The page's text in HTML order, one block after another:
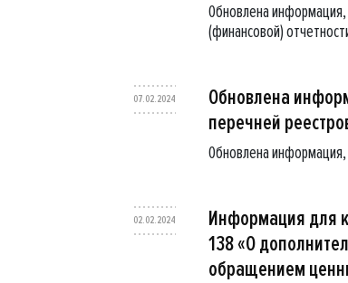
Обновлена
(финансовой)
07.02.2024
Обновлена
перечней
Обновлена
02.02.2024
Информация для
138 «О
обращением